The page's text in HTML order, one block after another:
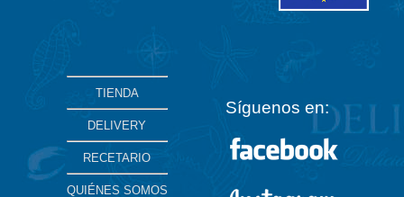
TIENDA
DELIVERY
RECETARIO
QUIÉNES SOMOS
Síguenos en: